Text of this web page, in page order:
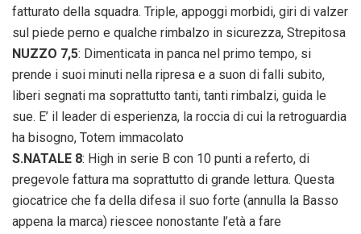
fatturato della squadra. Triple, appoggi morbidi, giri di valzer
sul piede perno e qualche rimbalzo in sicurezza, Strepitosa
NUZZO 7,5: Dimenticata in panca nel primo tempo, si
prende i suoi minuti nella ripresa e a suon di falli subito,
liberi segnati ma soprattutto tanti, tanti rimbalzi, guida le
sue. E’ il leader di esperienza, la roccia di cui la retroguardia
ha bisogno, Totem immacolato
S.NATALE 8: High in serie B con 10 punti a referto, di
pregevole fattura ma soprattutto di grande lettura. Questa
giocatrice che fa della difesa il suo forte (annulla la Basso
appena la marca) riescee nonostante l’età a fare